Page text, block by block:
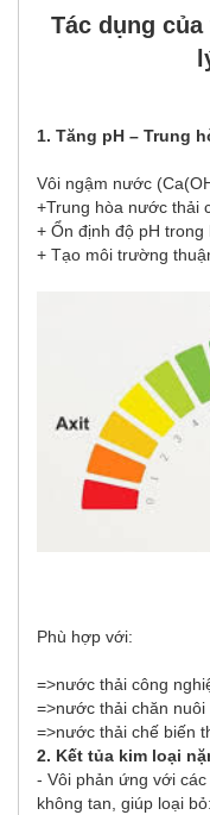
Tác dụng
1. Tăng pH – Trung
Vôi ngậm nước
+Trung hòa nước thải
+ Ổn định độ pH
+ Tạo môi trường
Phù hợp với:
=>nước thải công
=>nước thải chăn nuôi
=>nước thải chế biến
2. Kết tủa kim loại
- Vôi phản ứng với
không tan, giúp loại bỏ: